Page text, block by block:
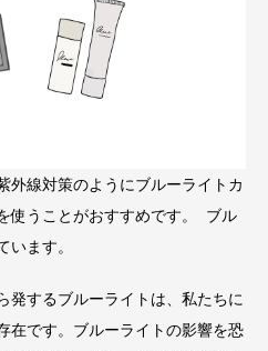
外線対策のようにブルーライトカ
使うことがおすすめです。 ブル
います。
発するブルーライトは、私たちに
在です。ブルーライトの影響を恐